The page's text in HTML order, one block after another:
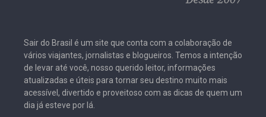
Sair do Brasil é um site que conta com a colaboração de
vários viajantes, jornalistas e blogueiros. Temos a intenção
de levar até você, nosso querido leitor, informações
atualizadas e úteis para tornar seu destino muito mais
acessível, divertido e proveitoso com as dicas de quem um
dia já esteve por lá.